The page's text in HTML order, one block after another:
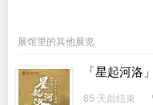
展馆里的其他展览
「星起河洛
85 天后结束